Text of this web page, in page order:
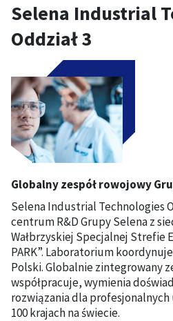
Selena Industrial
Oddział 3
Globalny zespół rowojowy
Selena Industrial Technologies
centrum R&D Grupy Selena z
Wałbrzyskiej Specjalnej Strefie
PARK”. Laboratorium
Polski. Globalnie zintegrowany
współpracuje, wymienia
rozwiązania dla
100 krajach na świecie.